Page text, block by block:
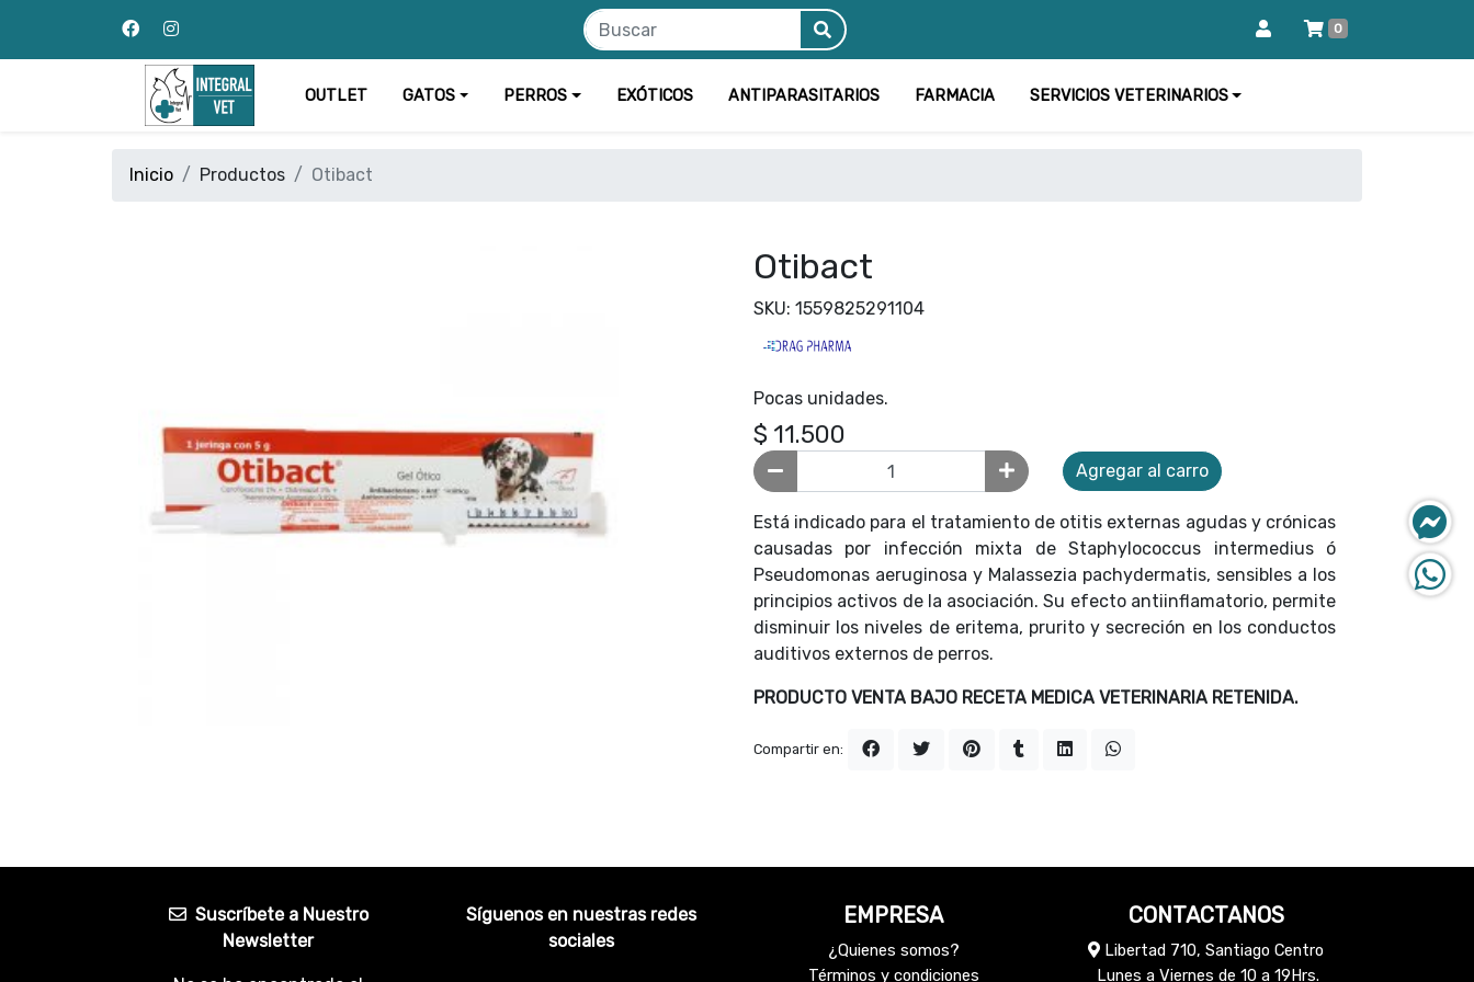
0
OUTLET GATOS PERROS EXÓTICOS ANTIPARASITARIOS FARMACIA SERVICIOS VETERINARIOS
Inicio Productos Otibact
Otibact
SKU: 1559825291104
Pocas unidades.
$ 11.500
Agregar al carro
Está indicado para el tratamiento de otitis externas agudas y crónicas
causadas por infección mixta de Staphylococcus intermedius ó
Pseudomonas aeruginosa y Malassezia pachydermatis, sensibles a los
principios activos de la asociación. Su efecto antiinflamatorio, permite
disminuir los niveles de eritema, prurito y secreción en los conductos
auditivos externos de perros.
PRODUCTO VENTA BAJO RECETA MEDICA VETERINARIA RETENIDA.
Compartir en:
Suscríbete a Nuestro
Newsletter
Síguenos en nuestras redes
sociales
EMPRESA
¿Quienes somos?
Términos y condiciones
CONTACTANOS
Libertad 710, Santiago Centro
Lunes a Viernes de 10 a 19Hrs.